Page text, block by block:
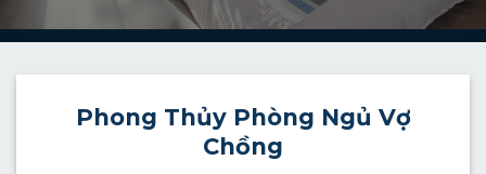
Phong Thủy Phòng Ngủ Vợ
Chồng